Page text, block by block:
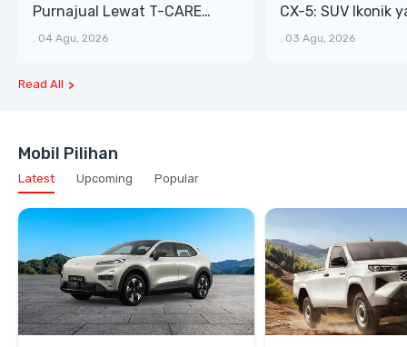
Purnajual Lewat T-CARE
XTRA, Manfaat Lebih Besar
. 04 Agu, 2026
CX-5: SUV Ikonik
Bongsor, Mewah,
. 03 Agu, 2026
Read All
Mobil Pilihan
Latest Upcoming Popular